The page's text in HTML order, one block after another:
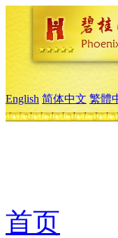
English 简体中文 繁體
首页